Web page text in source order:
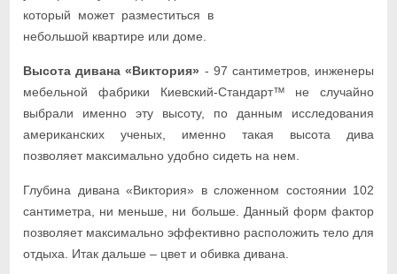
который может разместиться в
небольшой квартире или доме.
Высота дивана «Виктория» - 97 сантиметров, инженеры
мебельной фабрики Киевский-Стандарт™ не случайно
выбрали именно эту высоту, по данным исследования
американских ученых, именно такая высота дива
позволяет максимально удобно сидеть на нем.
Глубина дивана «Виктория» в сложенном состоянии 102
сантиметра, ни меньше, ни больше. Данный форм фактор
позволяет максимально эффективно расположить тело для
отдыха. Итак дальше – цвет и обивка дивана.